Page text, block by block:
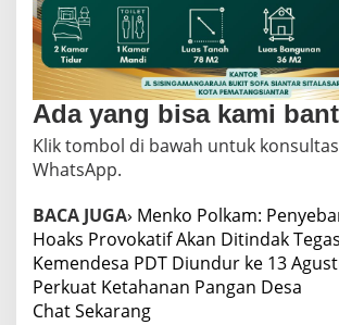
Ada yang bisa kami
Klik tombol di bawah untuk
WhatsApp.
BACA JUGA› Menko Polkam:
Hoaks Provokatif Akan Ditindak Tegas
Kemendesa PDT Diundur ke 13
Perkuat Ketahanan Pangan Desa
Chat Sekarang